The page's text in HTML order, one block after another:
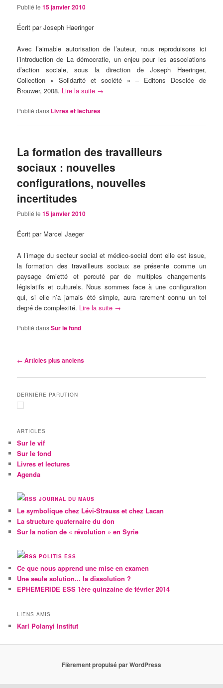
Publié le15 janvier 2010
Écrit par Joseph Haeringer
Avec l’aimable autorisation de l’auteur, nous reproduisons ici
l’introduction de La démocratie, un enjeu pour les associations
d’action sociale, sous la direction de Joseph Haeringer,
Collection « Solidarité et société » – Editons Desclée de
Brouwer, 2008. Lire la suite →
Publié dans Livres et lectures
La formation des travailleurs
sociaux : nouvelles
configurations, nouvelles
incertitudes
Publié le15 janvier 2010
Écrit par Marcel Jaeger
A l’image du secteur social et médico-social dont elle est issue,
la formation des travailleurs sociaux se présente comme un
paysage émietté et percuté par de multiples changements
législatifs et culturels. Nous sommes face à une configuration
qui, si elle n’a jamais été simple, aura rarement connu un tel
degré de complexité. Lire la suite →
Publié dansSur le fond
Navigation des articles
← Articles plus anciens
DERNIÈRE PARUTION
ARTICLES
Sur le vif
Sur le fond
Livres et lectures
Agenda
JOURNAL DU MAUS
Le symbolique chez Lévi-Strauss et chez Lacan
La structure quaternaire du don
Sur la notion de « révolution » en Syrie
POLITIS ESS
Ce que nous apprend une mise en examen
Une seule solution... la dissolution ?
EPHEMERIDE ESS 1ère quinzaine de février 2014
LIENS AMIS
Karl Polanyi Institut
Fièrement propulsé par WordPress